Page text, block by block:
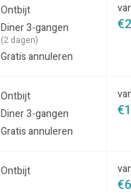
Ontbijt
Diner 3-gangen
(2 dagen)
Gratis annuleren
€
Ontbijt
Diner 3-gangen
Gratis annuleren
€
Ontbijt
€